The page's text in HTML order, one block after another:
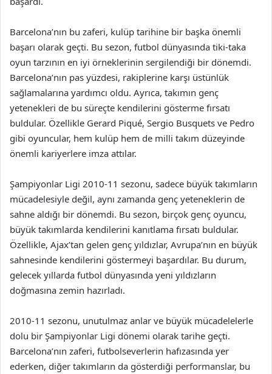
Barcelona’nın bu zaferi, kulüp tarihine bir başka önemli
başarı olarak geçti. Bu sezon, futbol dünyasında tiki-taka
oyun tarzının en iyi örneklerinin sergilendiği bir dönemdi.
Barcelona’nın pas yüzdesi, rakiplerine karşı üstünlük
sağlamalarına yardımcı oldu. Ayrıca, takımın genç
yetenekleri de bu süreçte kendilerini gösterme fırsatı
buldular. Özellikle Gerard Piqué, Sergio Busquets ve Pedro
gibi oyuncular, hem kulüp hem de milli takım düzeyinde
önemli kariyerlere imza attılar.
Şampiyonlar Ligi 2010-11 sezonu, sadece büyük takımların
mücadelesiyle değil, aynı zamanda genç yeteneklerin de
sahne aldığı bir dönemdi. Bu sezon, birçok genç oyuncu,
büyük takımlarda kendilerini kanıtlama fırsatı buldular.
Özellikle, Ajax’tan gelen genç yıldızlar, Avrupa’nın en büyük
sahnesinde kendilerini göstermeyi başardılar. Bu durum,
gelecek yıllarda futbol dünyasında yeni yıldızların
doğmasına zemin hazırladı.
2010-11 sezonu, unutulmaz anlar ve büyük mücadelelerle
dolu bir Şampiyonlar Ligi dönemi olarak tarihe geçti.
Barcelona’nın zaferi, futbolseverlerin hafızasında yer
ederken, diğer takımların da gösterdiği performanslar, bu